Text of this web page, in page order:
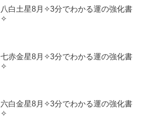
八白土星8月✧3分でわかる運の強化書
✧
七赤金星8月✧3分でわかる運の強化書
✧
六白金星8月✧3分でわかる運の強化書
✧